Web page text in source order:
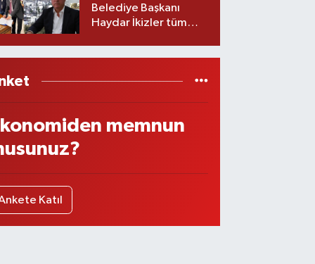
Belediye Başkanı
Haydar İkizler tüm
memnun
Katıl